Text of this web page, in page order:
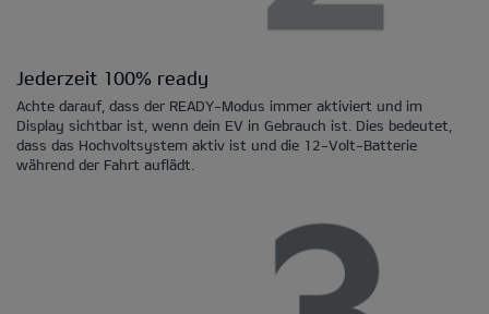
Jederzeit 100% ready
Achte darauf, dass der READY-Modus immer aktiviert und im
Display sichtbar ist, wenn dein EV in Gebrauch ist. Dies bedeutet,
dass das Hochvoltsystem aktiv ist und die 12-Volt-Batterie
während der Fahrt auflädt.